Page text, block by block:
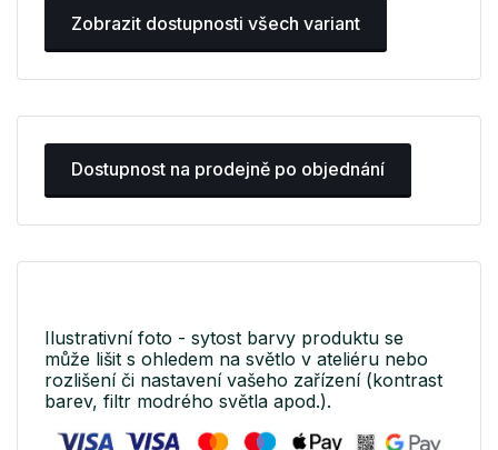
Zobrazit dostupnosti všech variant
Dostupnost na prodejně po objednání
Ilustrativní foto - sytost barvy produktu se
může lišit s ohledem na světlo v ateliéru nebo
rozlišení či nastavení vašeho zařízení (kontrast
barev, filtr modrého světla apod.).